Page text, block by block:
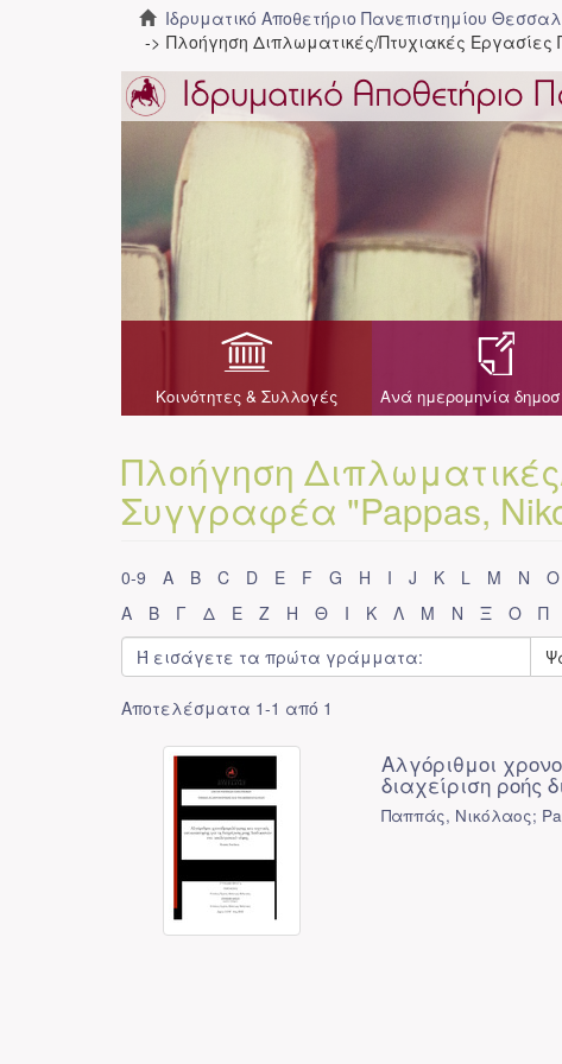
Ιδρυματικό Αποθετήριο Πανεπιστημίου
Πλοήγηση Διπλωματικές/Πτυχιακές
Κοινότητες & Συλλογές Ανά ημερομηνία
Πλοήγηση
Συγγραφέα "Pappas,
0-9 A B C D E F G H I J K L M N O
Α
Β Γ Δ Ε Ζ Η Θ Ι Κ Λ Μ Ν Ξ Ο Π
Αποτελέσματα 1-1 από 1
Αλγόριθμοι
διαχείριση ροής
Παππάς, Νικόλαος;